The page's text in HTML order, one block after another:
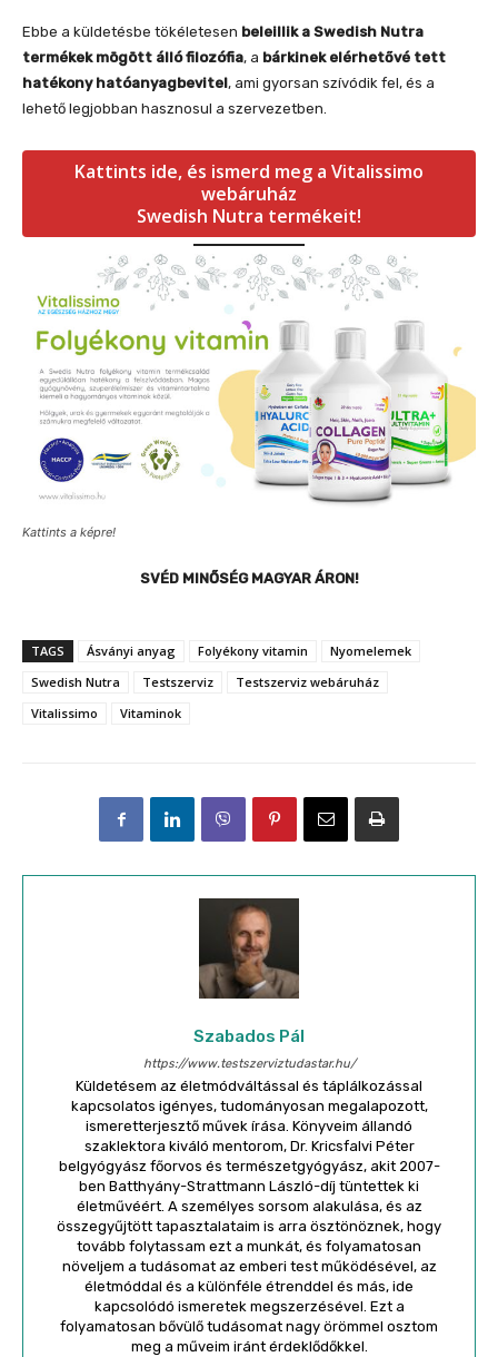
Ebbe a küldetésbe tökéletesen beleillik a Swedish Nutra
termékek mögött álló filozófia, a bárkinek elérhetővé tett
hatékony hatóanyagbevitel, ami gyorsan szívódik fel, és a
lehető legjobban hasznosul a szervezetben.
Kattints ide, és ismerd meg a Vitalissimo
webáruház
Swedish Nutra termékeit!
Kattints a képre!
SVÉD MINŐSÉG MAGYAR ÁRON!
TAGS Ásványi anyag Folyékony vitamin
Nyomelemek
Swedish Nutra
Testszerviz
Testszerviz webáruház
Vitalissimo
Vitaminok
Szabados Pál
https://www.testszerviztudastar.hu/
Küldetésem az életmódváltással és táplálkozással
kapcsolatos igényes, tudományosan megalapozott,
ismeretterjesztő művek írása. Könyveim állandó
szaklektora kiváló mentorom, Dr. Kricsfalvi Péter
belgyógyász főorvos és természetgyógyász, akit 2007-
ben Batthyány-Strattmann László-díj tüntettek ki
életművéért. A személyes sorsom alakulása, és az
összegyűjtött tapasztalataim is arra ösztönöznek, hogy
tovább folytassam ezt a munkát, és folyamatosan
növeljem a tudásomat az emberi test működésével, az
életmóddal és a különféle étrenddel és más, ide
kapcsolódó ismeretek megszerzésével. Ezt a
folyamatosan bővülő tudásomat nagy örömmel osztom
meg a műveim iránt érdeklődőkkel.